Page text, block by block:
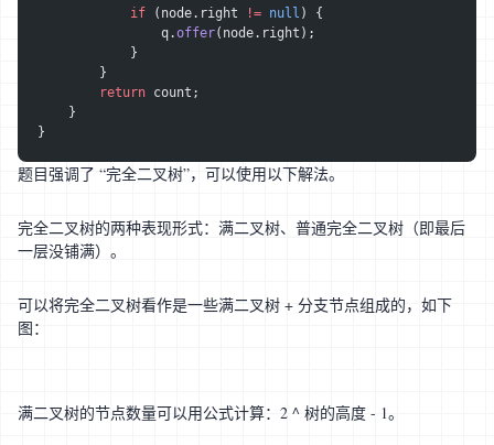
            if
(node.right != null ) {
                q.
offer(node.right);
            }
        }
        return
count;
    }
}
题目强调了 “完全二叉树”，可以使用以下解法。
完全二叉树的两种表现形式：满二叉树、普通完全二叉树（即最后
一层没铺满）。
可以将完全二叉树看作是一些满二叉树 + 分支节点组成的，如下
图：
满二叉树的节点数量可以用公式计算：2 ^ 树的高度 - 1。